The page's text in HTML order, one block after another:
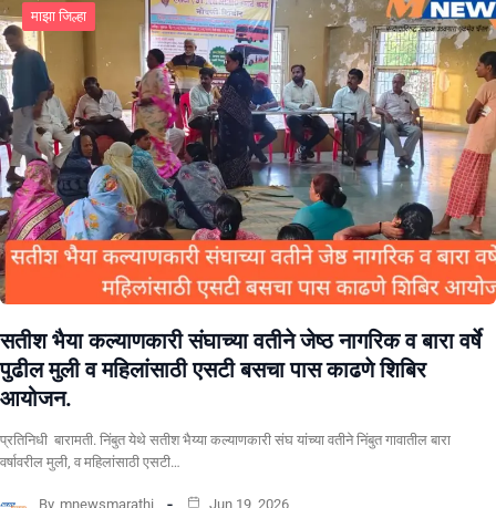
माझा जिल्हा
सतीश भैया कल्याणकारी संघाच्या वतीने जेष्ठ नागरिक व बारा वर्षे
पुढील मुली व महिलांसाठी एसटी बसचा पास काढणे शिबिर
आयोजन.
प्रतिनिधी बारामती. निंबुत येथे सतीश भैय्या कल्याणकारी संघ यांच्या वतीने निंबुत गावातील बारा
वर्षावरील मुली, व महिलांसाठी एसटी…
By mnewsmarathi Jun 19, 2026